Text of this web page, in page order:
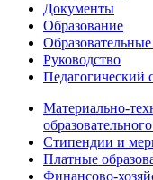
Документы
Образование
Руководство
Педагогический
Материально-
Стипендии и
Платные
Финансово-